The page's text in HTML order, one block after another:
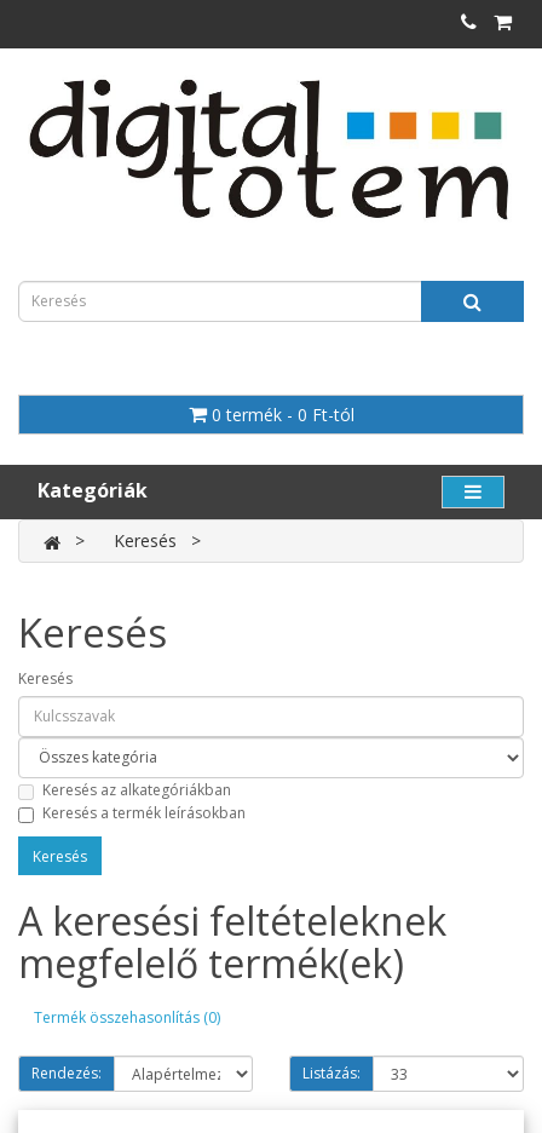
0 termék - 0 Ft-tól
Kategóriák
Keresés
Keresés
Keresés
Keresés az alkategóriákban
Keresés a termék leírásokban
A keresési feltételeknek
megfelelő termék(ek)
Termék összehasonlítás (0)
Rendezés: Listázás: